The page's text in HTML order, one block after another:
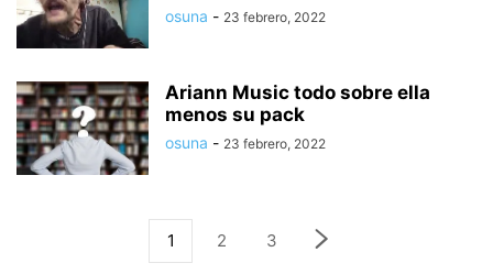
osuna - 23 febrero, 2022
Ariann Music todo sobre ella
menos su pack
osuna - 23 febrero, 2022
1 2 3